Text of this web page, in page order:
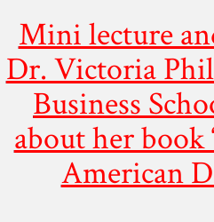
Mini lecture
Dr. Victoria
Business
about her book
American